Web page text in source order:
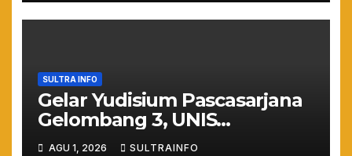
SULTRA INFO
Gelar Yudisium Pascasarjana
Gelombang 3, UNIS
Tangerang Cetak 243
AGU 1, 2026 SULTRAINFO